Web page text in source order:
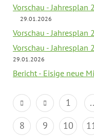
Vorschau - Jahresplan
29.01.2026
Vorschau - Jahresplan
Vorschau - Jahresplan
29.01.2026
Bericht - Eisige neue
1
8
9 10